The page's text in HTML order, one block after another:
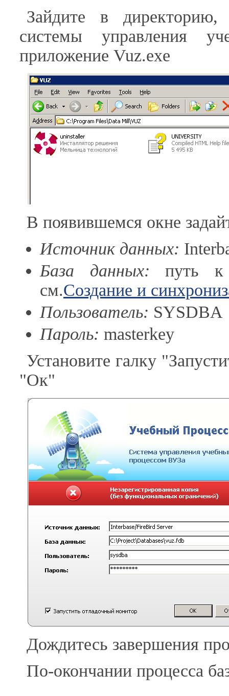
Зайдите в директорию,
системы управления
приложение Vuz.exe
В появившемся окне
Источник данных:
База данных: путь к
см.Создание и
Пользователь: SYSDBA
Пароль: masterkey
Установите галку
"Ок"
Дождитесь завершения
По-окончании процесса